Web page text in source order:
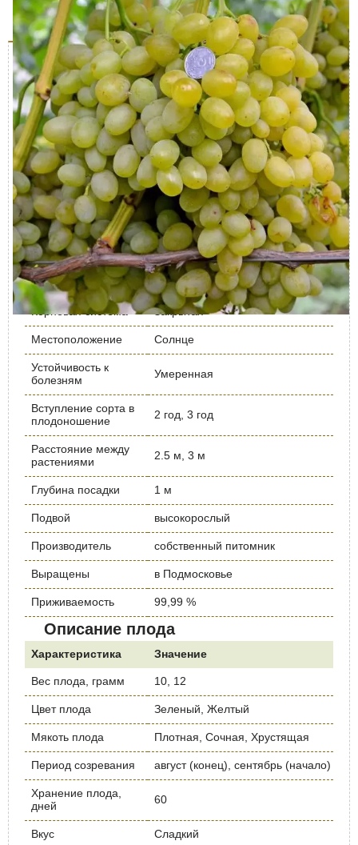
Отзывы (0)
Описание куста
Характеристика Значение
Урожайность кг/
дерево
до 15
Срок созревания Ранний
Период цветения Май
Вид саженца Кустарник, Многолетние
Время посадки Апрель, Май, Сентябрь
Морозостойкость умеренная
Корневая система Закрытая
Местоположение Солнце
Устойчивость к
болезням
Умеренная
Вступление сорта в
плодоношение
2 год, 3 год
Расстояние между
растениями
2.5 м, 3 м
Глубина посадки 1 м
Подвой высокорослый
Производитель собственный питомник
Выращены в Подмосковье
Приживаемость 99,99 %
Описание плода
Характеристика Значение
Вес плода, грамм 10, 12
Цвет плода Зеленый, Желтый
Мякоть плода Плотная, Сочная, Хрустящая
Период созревания август (конец), сентябрь (начало)
Хранение плода,
дней
60
Вкус Сладкий